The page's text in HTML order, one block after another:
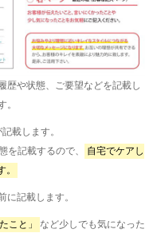
歴や状態、ご要望などを記載し
。
載します。
を記載するので、
自宅でケアし
に記載します。
こと」
など少しでも気になった